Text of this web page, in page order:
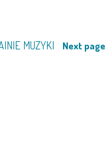
MUZYKI Next page